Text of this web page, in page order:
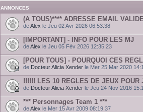
ANNONCES
(A TOUS)**** ADRESSE EMAIL
deAlex le Jeu 02 Avr 2026 06:53:38
[IMPORTANT] - INFO POUR LES MJ
deAlex le Jeu 05 Fév 2026 12:35:23
[POUR TOUS] - POURQUOI CES
de Docteur Alicia Xender le Mer 25 Mar 2020
!!!!!! LES 10 REGLES DE JEUX POUR
de Docteur Alicia Xender le Jeu 24 Nov 2016
*** Personnages Team 1 ***
deAlex le Mer 15 Avr 2009 08:19:37